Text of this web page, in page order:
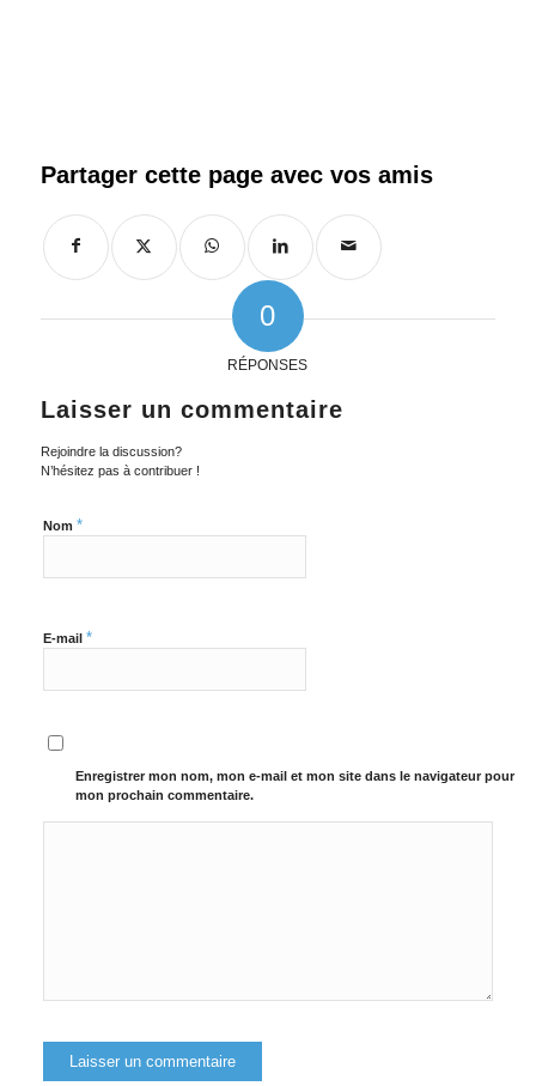
0
RÉPONSES
Laisser un commentaire
Rejoindre la discussion?
N’hésitez pas à contribuer !
Nom *
E-mail *
Enregistrer mon nom, mon e-mail et mon site dans le navigateur pour
mon prochain commentaire.